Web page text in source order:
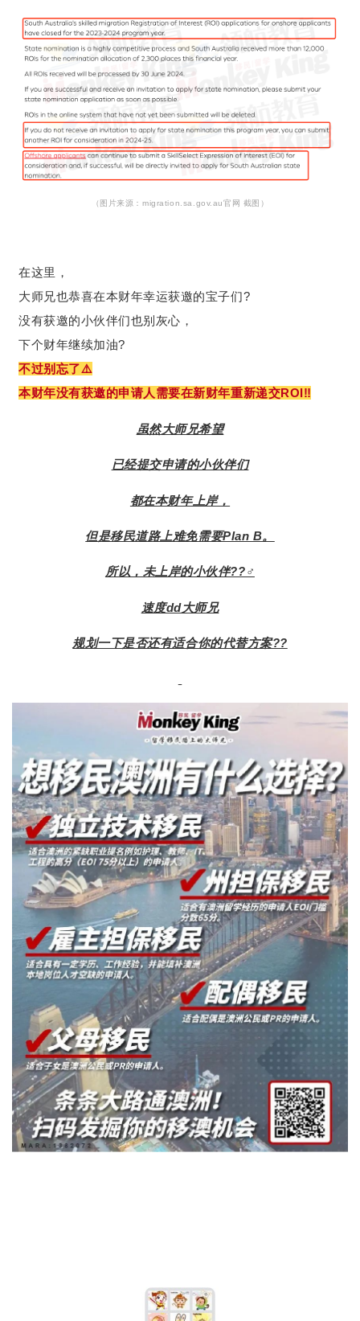
（图片来源：migration.sa.gov.au官网 截图）
在这里，
大师兄也恭喜在本财年幸运获邀的宝子们?
没有获邀的小伙伴们也别灰心，
下个财年继续加油?
不过别忘了⚠️
本财年没有获邀的申请人需要在新财年重新递交ROI‼️
虽然大师兄希望
已经提交申请的小伙伴们
都在本财年上岸，
但是移民道路上难免需要Plan B。
所以，未上岸的小伙伴??‍♂️
速度dd大师兄
规划一下是否还有适合你的代替方案??